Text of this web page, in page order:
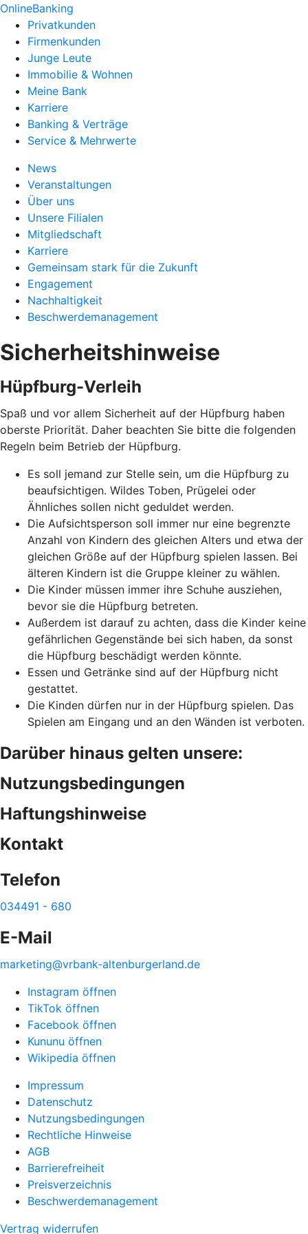
OnlineBanking
Privatkunden
Firmenkunden
Junge Leute
Immobilie & Wohnen
Meine Bank
Karriere
Banking & Verträge
Service & Mehrwerte
News
Veranstaltungen
Über uns
Unsere Filialen
Mitgliedschaft
Karriere
Gemeinsam stark für die Zukunft
Engagement
Nachhaltigkeit
Beschwerdemanagement
Sicherheitshinweise
Hüpfburg-Verleih
Spaß und vor allem Sicherheit auf der Hüpfburg haben
oberste Priorität. Daher beachten Sie bitte die folgenden
Regeln beim Betrieb der Hüpfburg.
Es soll jemand zur Stelle sein, um die Hüpfburg zu
beaufsichtigen. Wildes Toben, Prügelei oder
Ähnliches sollen nicht geduldet werden.
Die Aufsichtsperson soll immer nur eine begrenzte
Anzahl von Kindern des gleichen Alters und etwa der
gleichen Größe auf der Hüpfburg spielen lassen. Bei
älteren Kindern ist die Gruppe kleiner zu wählen.
Die Kinder müssen immer ihre Schuhe ausziehen,
bevor sie die Hüpfburg betreten.
Außerdem ist darauf zu achten, dass die Kinder keine
gefährlichen Gegenstände bei sich haben, da sonst
die Hüpfburg beschädigt werden könnte.
Essen und Getränke sind auf der Hüpfburg nicht
gestattet.
Die Kinden dürfen nur in der Hüpfburg spielen. Das
Spielen am Eingang und an den Wänden ist verboten.
Darüber hinaus gelten unsere:
Nutzungsbedingungen
Haftungshinweise
Kontakt
Telefon
034491 - 680
E-Mail
marketing@vrbank-altenburgerland.de
Instagram öffnen
TikTok öffnen
Facebook öffnen
Kununu öffnen
Wikipedia öffnen
Impressum
Datenschutz
Nutzungsbedingungen
Rechtliche Hinweise
AGB
Barrierefreiheit
Preisverzeichnis
Beschwerdemanagement
Vertrag widerrufen